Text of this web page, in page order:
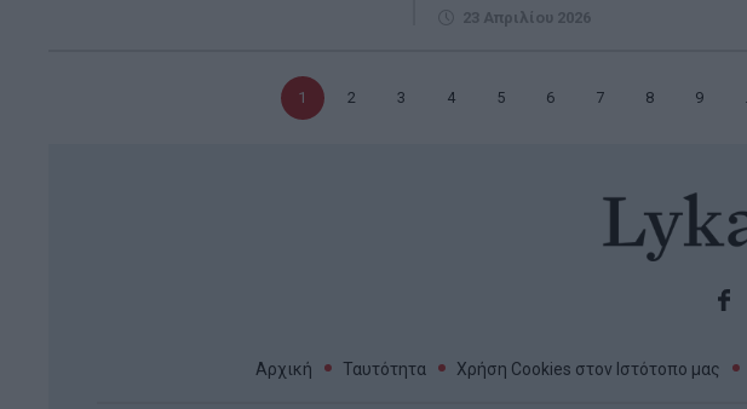
23 Απριλίου 2026
Τρέχουσα
1 Σελίδα
2 Σελίδα
3 Σελίδα
4 Σελίδα
5 Σελίδα
6 Σελίδα
7 Σελίδα
8 Σελίδα
9
Αρχική Ταυτότητα Χρήση Cookies στον Ιστότοπο μας